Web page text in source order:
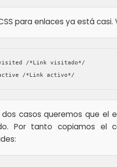
para enlaces ya está
/*Link visitado*/
/*Link activo*/
dos casos queremos que el
Por tanto copiamos el